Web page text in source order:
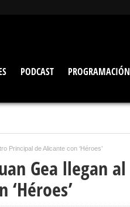
PODCAST PROGRAMACIÓN
Principal de Alicante con ‘Héroes’
Gea llegan al